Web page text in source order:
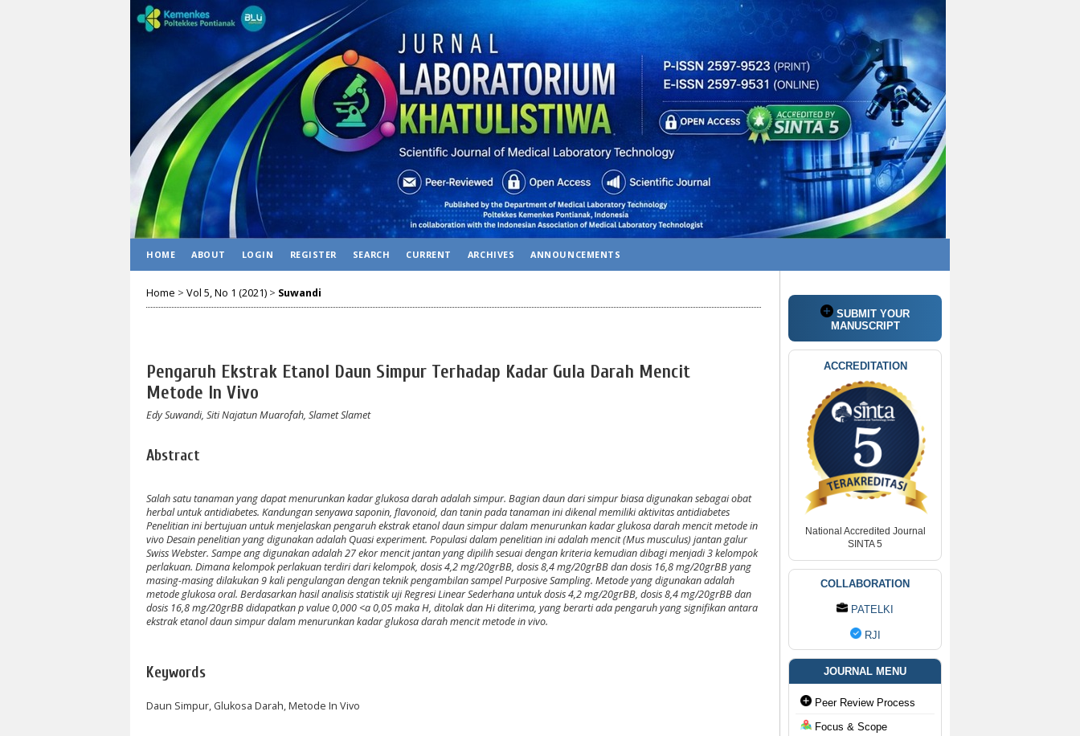
SUBMIT YOUR
MANUSCRIPT
ACCREDITATION
National Accredited Journal
SINTA 5
COLLABORATION
PATELKI
RJI
JOURNAL MENU
Peer Review Process
Focus & Scope
HOME ABOUT LOGIN REGISTER SEARCH CURRENT ARCHIVES ANNOUNCEMENTS
Home > Vol 5, No 1 (2021) > Suwandi
Pengaruh Ekstrak Etanol Daun Simpur Terhadap Kadar Gula Darah Mencit
Metode In Vivo
Edy Suwandi, Siti Najatun Muarofah, Slamet Slamet
Abstract
Salah satu tanaman yang dapat menurunkan kadar glukosa darah adalah simpur. Bagian daun dari simpur biasa digunakan sebagai obat
herbal untuk antidiabetes. Kandungan senyawa saponin, flavonoid, dan tanin pada tanaman ini dikenal memiliki aktivitas antidiabetes
Penelitian ini bertujuan untuk menjelaskan pengaruh ekstrak etanol daun simpur dalam menurunkan kadar glukosa darah mencit metode in
vivo Desain penelitian yang digunakan adalah Quasi experiment. Populasi dalam penelitian ini adalah mencit (Mus musculus) jantan galur
Swiss Webster. Sampe ang digunakan adalah 27 ekor mencit jantan yang dipilih sesuai dengan kriteria kemudian dibagi menjadi 3 kelompok
perlakuan. Dimana kelompok perlakuan terdiri dari kelompok, dosis 4,2 mg/20grBB, dosis 8,4 mg/20grBB dan dosis 16,8 mg/20grBB yang
masing-masing dilakukan 9 kali pengulangan dengan teknik pengambilan sampel Purposive Sampling. Metode yang digunakan adalah
metode glukosa oral. Berdasarkan hasil analisis statistik uji Regresi Linear Sederhana untuk dosis 4,2 mg/20grBB, dosis 8,4 mg/20grBB dan
dosis 16,8 mg/20grBB didapatkan p value 0,000 <a 0,05 maka H, ditolak dan Hi diterima, yang berarti ada pengaruh yang signifikan antara
ekstrak etanol daun simpur dalam menurunkan kadar glukosa darah mencit metode in vivo.
Keywords
Daun Simpur, Glukosa Darah, Metode In Vivo